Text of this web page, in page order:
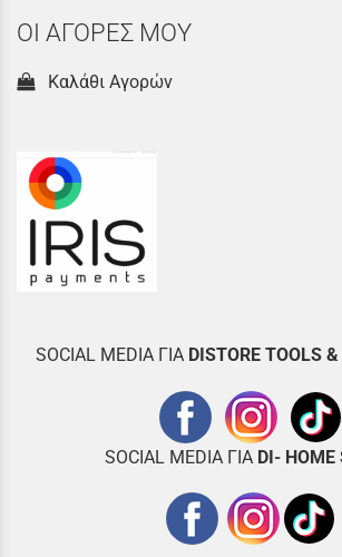
ΟΙ ΑΓΟΡΕΣ ΜΟΥ
Καλάθι Αγορών
SOCIAL MEDIA ΓΙΑ DISTORE TOOLS
SOCIAL MEDIA ΓΙΑ DI- HOME